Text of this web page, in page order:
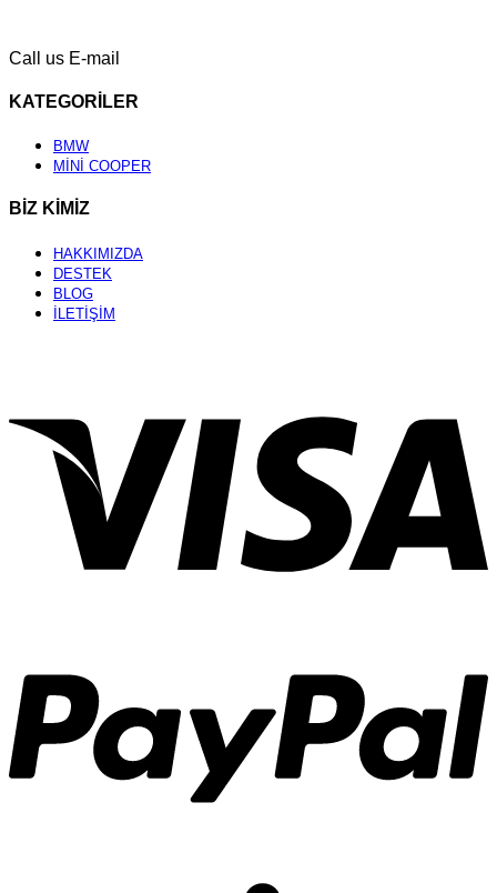
Call us E-mail
KATEGORİLER
BMW
MİNİ COOPER
BİZ KİMİZ
HAKKIMIZDA
DESTEK
BLOG
İLETİŞİM